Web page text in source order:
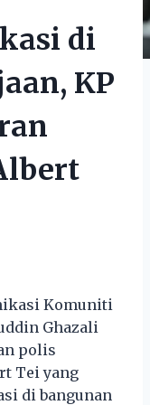
di
KP
Komuniti
Ghazali
polis
Tei yang
di bangunan